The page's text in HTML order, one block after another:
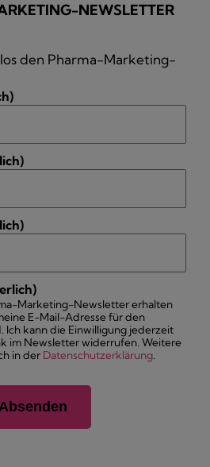
NEWSLETTER
den Pharma-Marketing-
Marketing-Newsletter erhalten
E-Mail-Adresse für den
Ich kann die Einwilligung jederzeit
im Newsletter widerrufen. Weitere
in der Datenschutzerklärung.